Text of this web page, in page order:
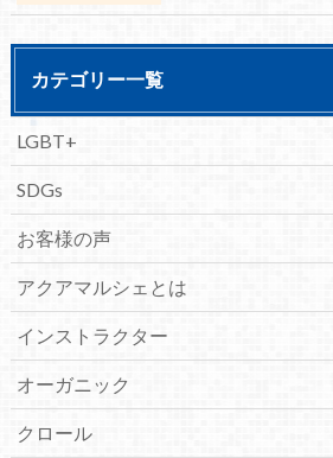
カテゴリー一覧
LGBT+
SDGs
お客様の声
アクアマルシェとは
インストラクター
オーガニック
クロール